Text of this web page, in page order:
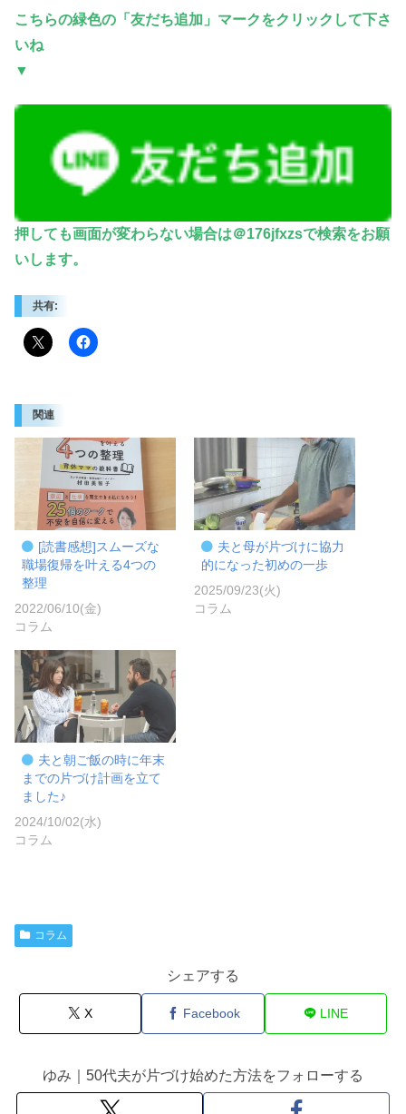
こちらの緑色の「友だち追加」マークをクリックして下さ
いね
▼
押しても画面が変わらない場合は＠176jfxzsで検索をお願
いします。
共有:
関連
[読書感想]スムーズな
職場復帰を叶える4つの
整理
2022/06/10(金)
コラム
夫と母が片づけに協力
的になった初めの一歩
2025/09/23(火)
コラム
夫と朝ご飯の時に年末
までの片づけ計画を立て
ました♪
2024/10/02(水)
コラム
コラム
シェアする
X Facebook LINE
ゆみ｜50代夫が片づけ始めた方法をフォローする